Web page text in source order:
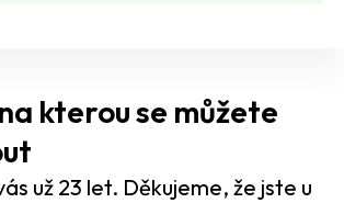
kterou se můžete
už 23 let. Děkujeme, že jste u